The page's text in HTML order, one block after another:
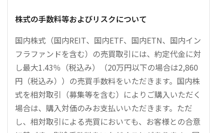
株式の手数料等およびリスクについて
国内株式（国内REIT、国内ETF、国内ETN、国内イン
フラファンドを含む）の売買取引には、約定代金に対
し最大1.43％（税込み）（20万円以下の場合は2,860
円（税込み））の売買手数料をいただきます。国内株
式を相対取引（募集等を含む）によりご購入いただく
場合は、購入対価のみお支払いいただきます。ただ
し、相対取引による売買においても、お客様との合意